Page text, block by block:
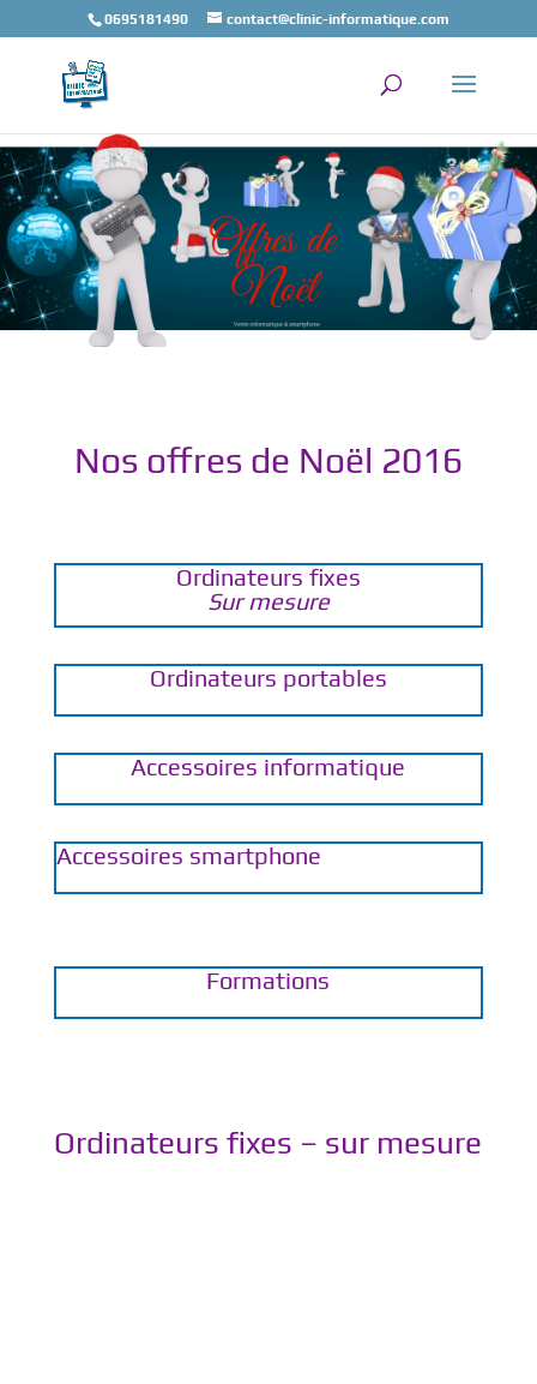
0695181490 contact@clinic-informatique.com
Nos offres de Noël 2016
Ordinateurs fixes
Sur mesure
Ordinateurs portables
Accessoires informatique
Accessoires smartphone
Formations
Ordinateurs fixes – sur mesure